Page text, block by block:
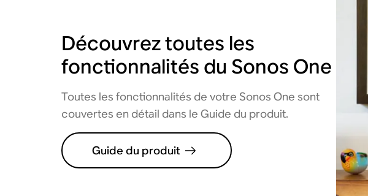
Découvrez toutes les
fonctionnalités du Sonos One
Toutes les fonctionnalités de votre Sonos One sont
couvertes en détail dans le Guide du produit.
Guide du produit